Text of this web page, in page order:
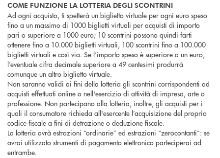
COME FUNZIONE LA LOTTERIA DEGLI SCONTRINI
Ad ogni acquisto, ti spetterà un biglietto virtuale per ogni euro speso
fino a un massimo di 1000 biglietti virtuali per acquisti di importo
pari o superiore a 1000 euro; 10 scontrini possono quindi farti
ottenere fino a 10.000 biglietti virtuali, 100 scontrini fino a 100.000
biglietti virtuali e così via. Se l’importo speso è superiore a un euro,
l’eventuale cifra decimale superiore a 49 centesimi produrrà
comunque un altro biglietto virtuale.
Non saranno validi ai fini della lotteria gli scontrini corrispondenti ad
acquisti effettuati online o nell'esercizio di attività di impresa, arte o
professione. Non partecipano alla lotteria, inoltre, gli acquisti per i
quali il consumatore richieda all'esercente l’acquisizione del proprio
codice fiscale a fini di detrazione o deduzione fiscale.
La lotteria avrà estrazioni “ordinarie” ed estrazioni “zerocontanti”: se
avrai utilizzato strumenti di pagamento elettronico parteciperai ad
entrambe.